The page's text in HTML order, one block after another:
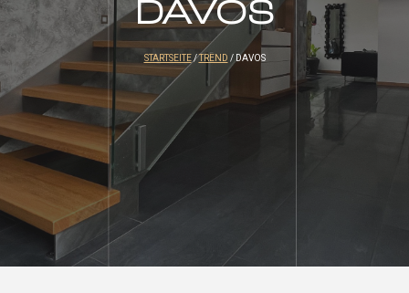
DAVOS
STARTSEITE/TREND / DAVOS